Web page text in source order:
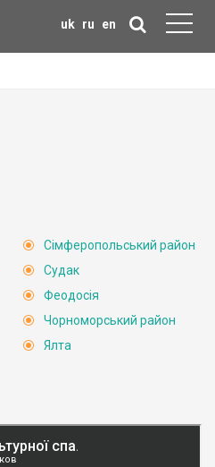
uk ru en
Сімферопольський район
Судак
Феодосія
Чорноморський район
Ялта